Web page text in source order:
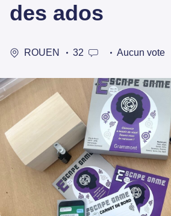
des ados
ROUEN 32 Aucun vote